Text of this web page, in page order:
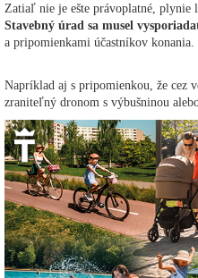
Zatiaľ nie je ešte právoplatné, plynie
Stavebný úrad sa musel
a pripomienkami účastníkov konania.
Napríklad aj s pripomienkou, že cez
zraniteľný dronom s výbušninou